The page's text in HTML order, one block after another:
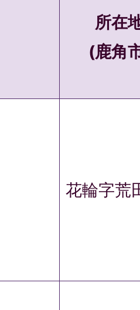
所在
(鹿角
花輪字荒